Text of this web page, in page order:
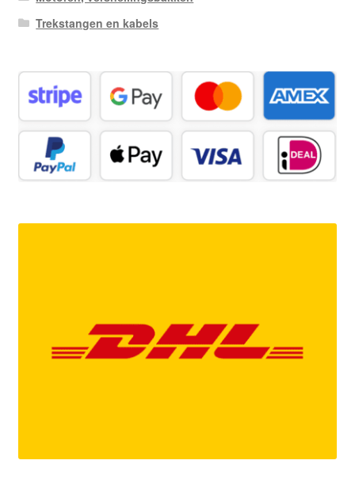
Trekstangen en kabels